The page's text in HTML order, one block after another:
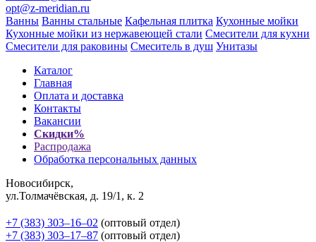
opt@z-meridian.ru
Ванны Ванны стальные Кафельная плитка Кухонные мойки
Кухонные мойки из нержавеющей стали Смесители для кухни
Смесители для раковины Смеситель в душ Унитазы
Каталог
Главная
Оплата и доставка
Контакты
Вакансии
Скидки%
Распродажа
Обработка персональных данных
Новосибирск,
ул.Толмачёвская, д. 19/1, к. 2
+7 (383) 303‒16‒02 (оптовый отдел)
+7 (383) 303‒17‒87 (оптовый отдел)